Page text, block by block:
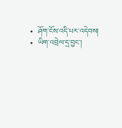
ཤོག་ངོས་འདི་པར་འདེབས།
ཡིག་འབྲེལ་དྲ་བྱང་།